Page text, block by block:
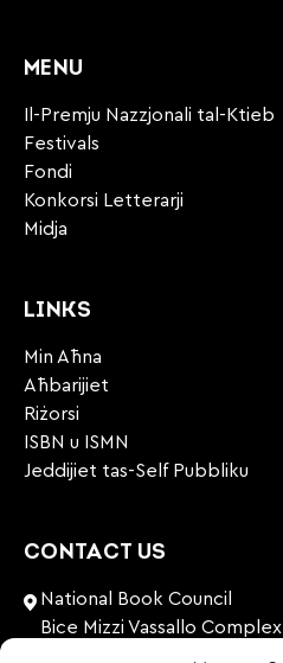
MENU
Il-Premju Nazzjonali tal-Ktieb
Festivals
Fondi
Konkorsi Letterarji
Midja
LINKS
Min Aħna
Aħbarijiet
Riżorsi
ISBN u ISMN
Jeddijiet tas-Self Pubbliku
CONTACT US
National Book Council
Bice Mizzi Vassallo Complex